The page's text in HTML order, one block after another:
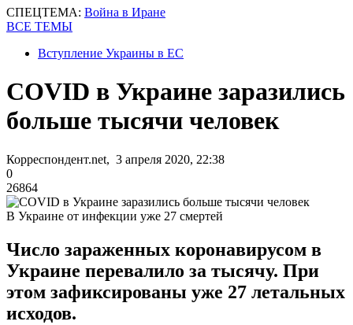
СПЕЦТЕМА: Война в Иране
ВСЕ ТЕМЫ
Вступление Украины в ЕС
COVID в Украине заразились
больше тысячи человек
Корреспондент.net, 3 апреля 2020, 22:38
0
26864
В Украине от инфекции уже 27 смертей
Число зараженных коронавирусом в
Украине перевалило за тысячу. При
этом зафиксированы уже 27 летальных
исходов.